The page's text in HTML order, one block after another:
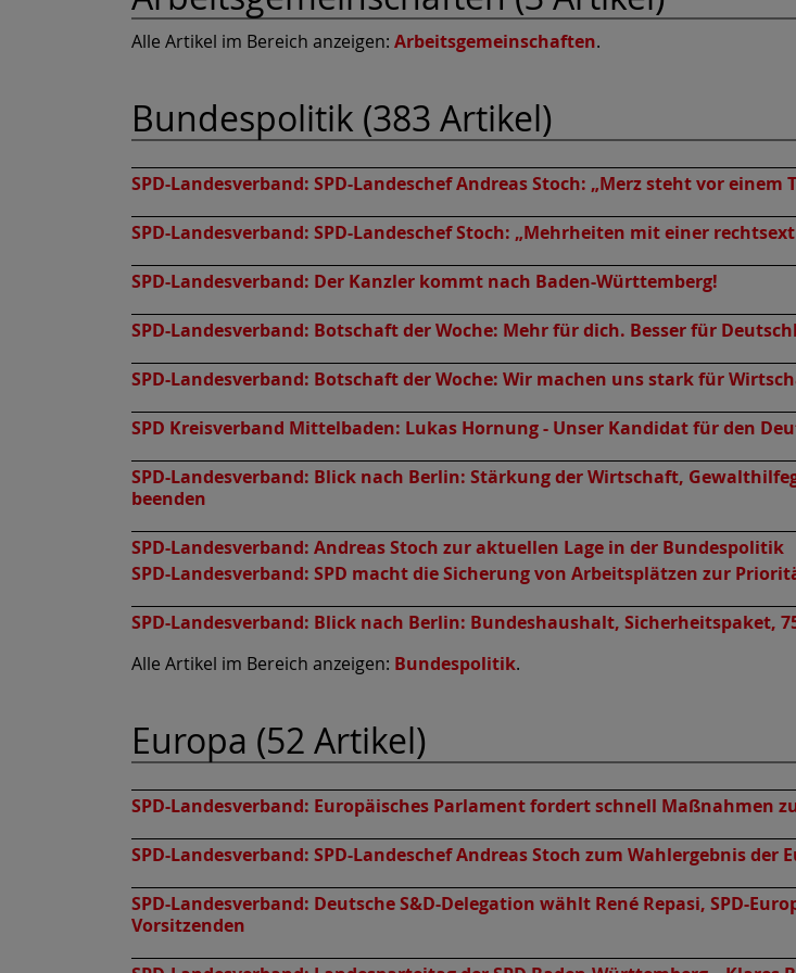
Alle Artikel im Bereich anzeigen: Arbeitsgemeinschaften.
Bundespolitik (383 Artikel)
SPD-Landesverband: SPD-Landeschef Andreas Stoch: „Merz steht vor einem
SPD-Landesverband: SPD-Landeschef Stoch: „Mehrheiten mit einer
SPD-Landesverband: Der Kanzler kommt nach Baden-Württemberg!
SPD-Landesverband: Botschaft der Woche: Mehr für dich. Besser für
SPD-Landesverband: Botschaft der Woche: Wir machen uns stark für
SPD Kreisverband Mittelbaden: Lukas Hornung - Unser Kandidat für den
SPD-Landesverband: Blick nach Berlin: Stärkung der Wirtschaft,
beenden
SPD-Landesverband: Andreas Stoch zur aktuellen Lage in der Bundespolitik
SPD-Landesverband: SPD macht die Sicherung von Arbeitsplätzen zur
SPD-Landesverband: Blick nach Berlin: Bundeshaushalt, Sicherheitspaket,
Alle Artikel im Bereich anzeigen: Bundespolitik.
Europa (52 Artikel)
SPD-Landesverband: Europäisches Parlament fordert schnell Maßnahmen
SPD-Landesverband: SPD-Landeschef Andreas Stoch zum Wahlergebnis der
SPD-Landesverband: Deutsche S&D-Delegation wählt René Repasi, SPD-
Vorsitzenden